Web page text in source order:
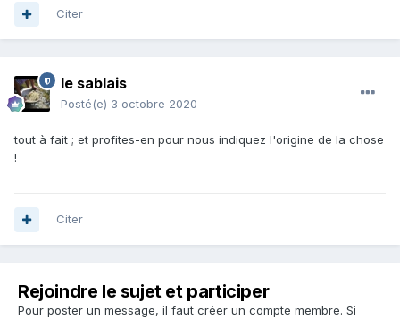
Citer
le sablais
Posté(e) 3 octobre 2020
tout à fait ; et profites-en pour nous indiquez l'origine de la chose
!
Citer
Rejoindre le sujet et participer
Pour poster un message, il faut créer un compte membre. Si